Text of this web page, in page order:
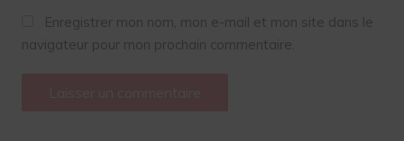
Enregistrer mon nom, mon e-mail et mon site dans le
navigateur pour mon prochain commentaire.